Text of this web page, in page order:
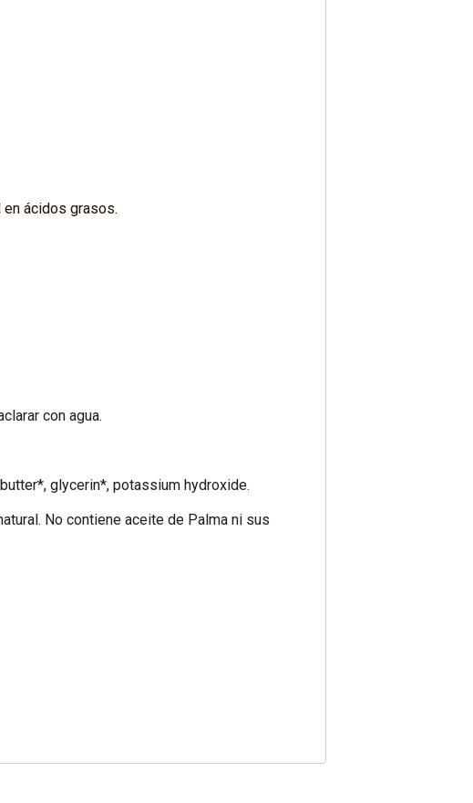
en ácidos grasos.
con agua.
glycerin*, potassium hydroxide.
No contiene aceite de Palma ni sus